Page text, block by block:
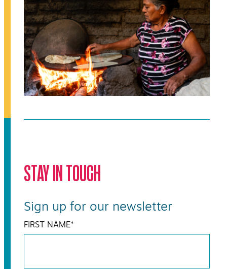
STAY IN TOUCH
Sign up for our newsletter
FIRST NAME*